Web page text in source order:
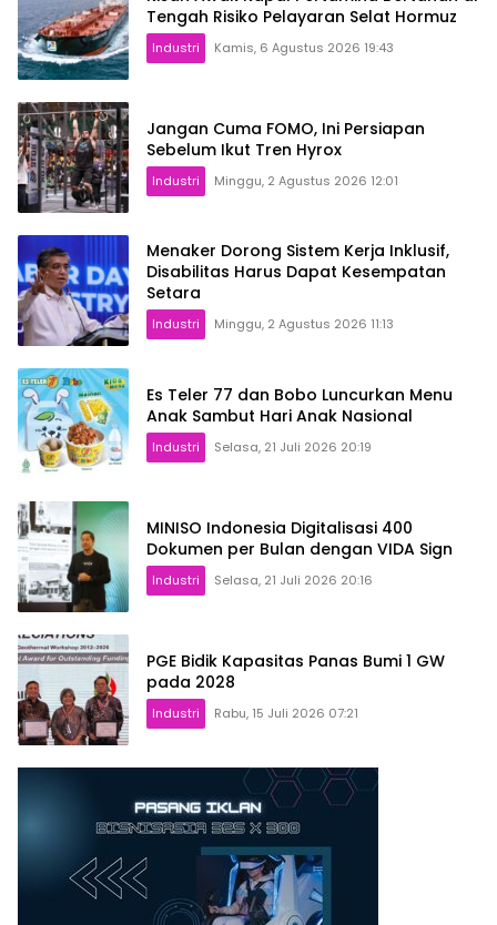
Tengah Risiko Pelayaran Selat Hormuz
Industri Kamis, 6 Agustus 2026 19:43
Jangan Cuma FOMO, Ini Persiapan
Sebelum Ikut Tren Hyrox
Industri Minggu, 2 Agustus 2026 12:01
Menaker Dorong Sistem Kerja Inklusif,
Disabilitas Harus Dapat Kesempatan
Setara
Industri Minggu, 2 Agustus 2026 11:13
Es Teler 77 dan Bobo Luncurkan Menu
Anak Sambut Hari Anak Nasional
Industri Selasa, 21 Juli 2026 20:19
MINISO Indonesia Digitalisasi 400
Dokumen per Bulan dengan VIDA Sign
Industri Selasa, 21 Juli 2026 20:16
PGE Bidik Kapasitas Panas Bumi 1 GW
pada 2028
Industri Rabu, 15 Juli 2026 07:21